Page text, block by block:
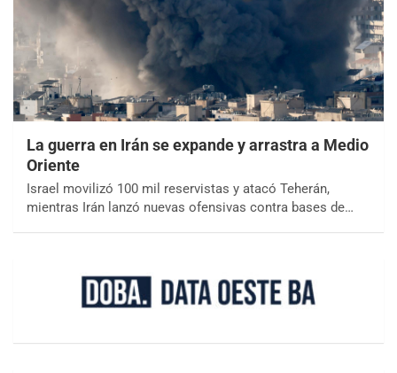
La guerra en Irán se expande y arrastra a Medio
Oriente
Israel movilizó 100 mil reservistas y atacó Teherán,
mientras Irán lanzó nuevas ofensivas contra bases de…